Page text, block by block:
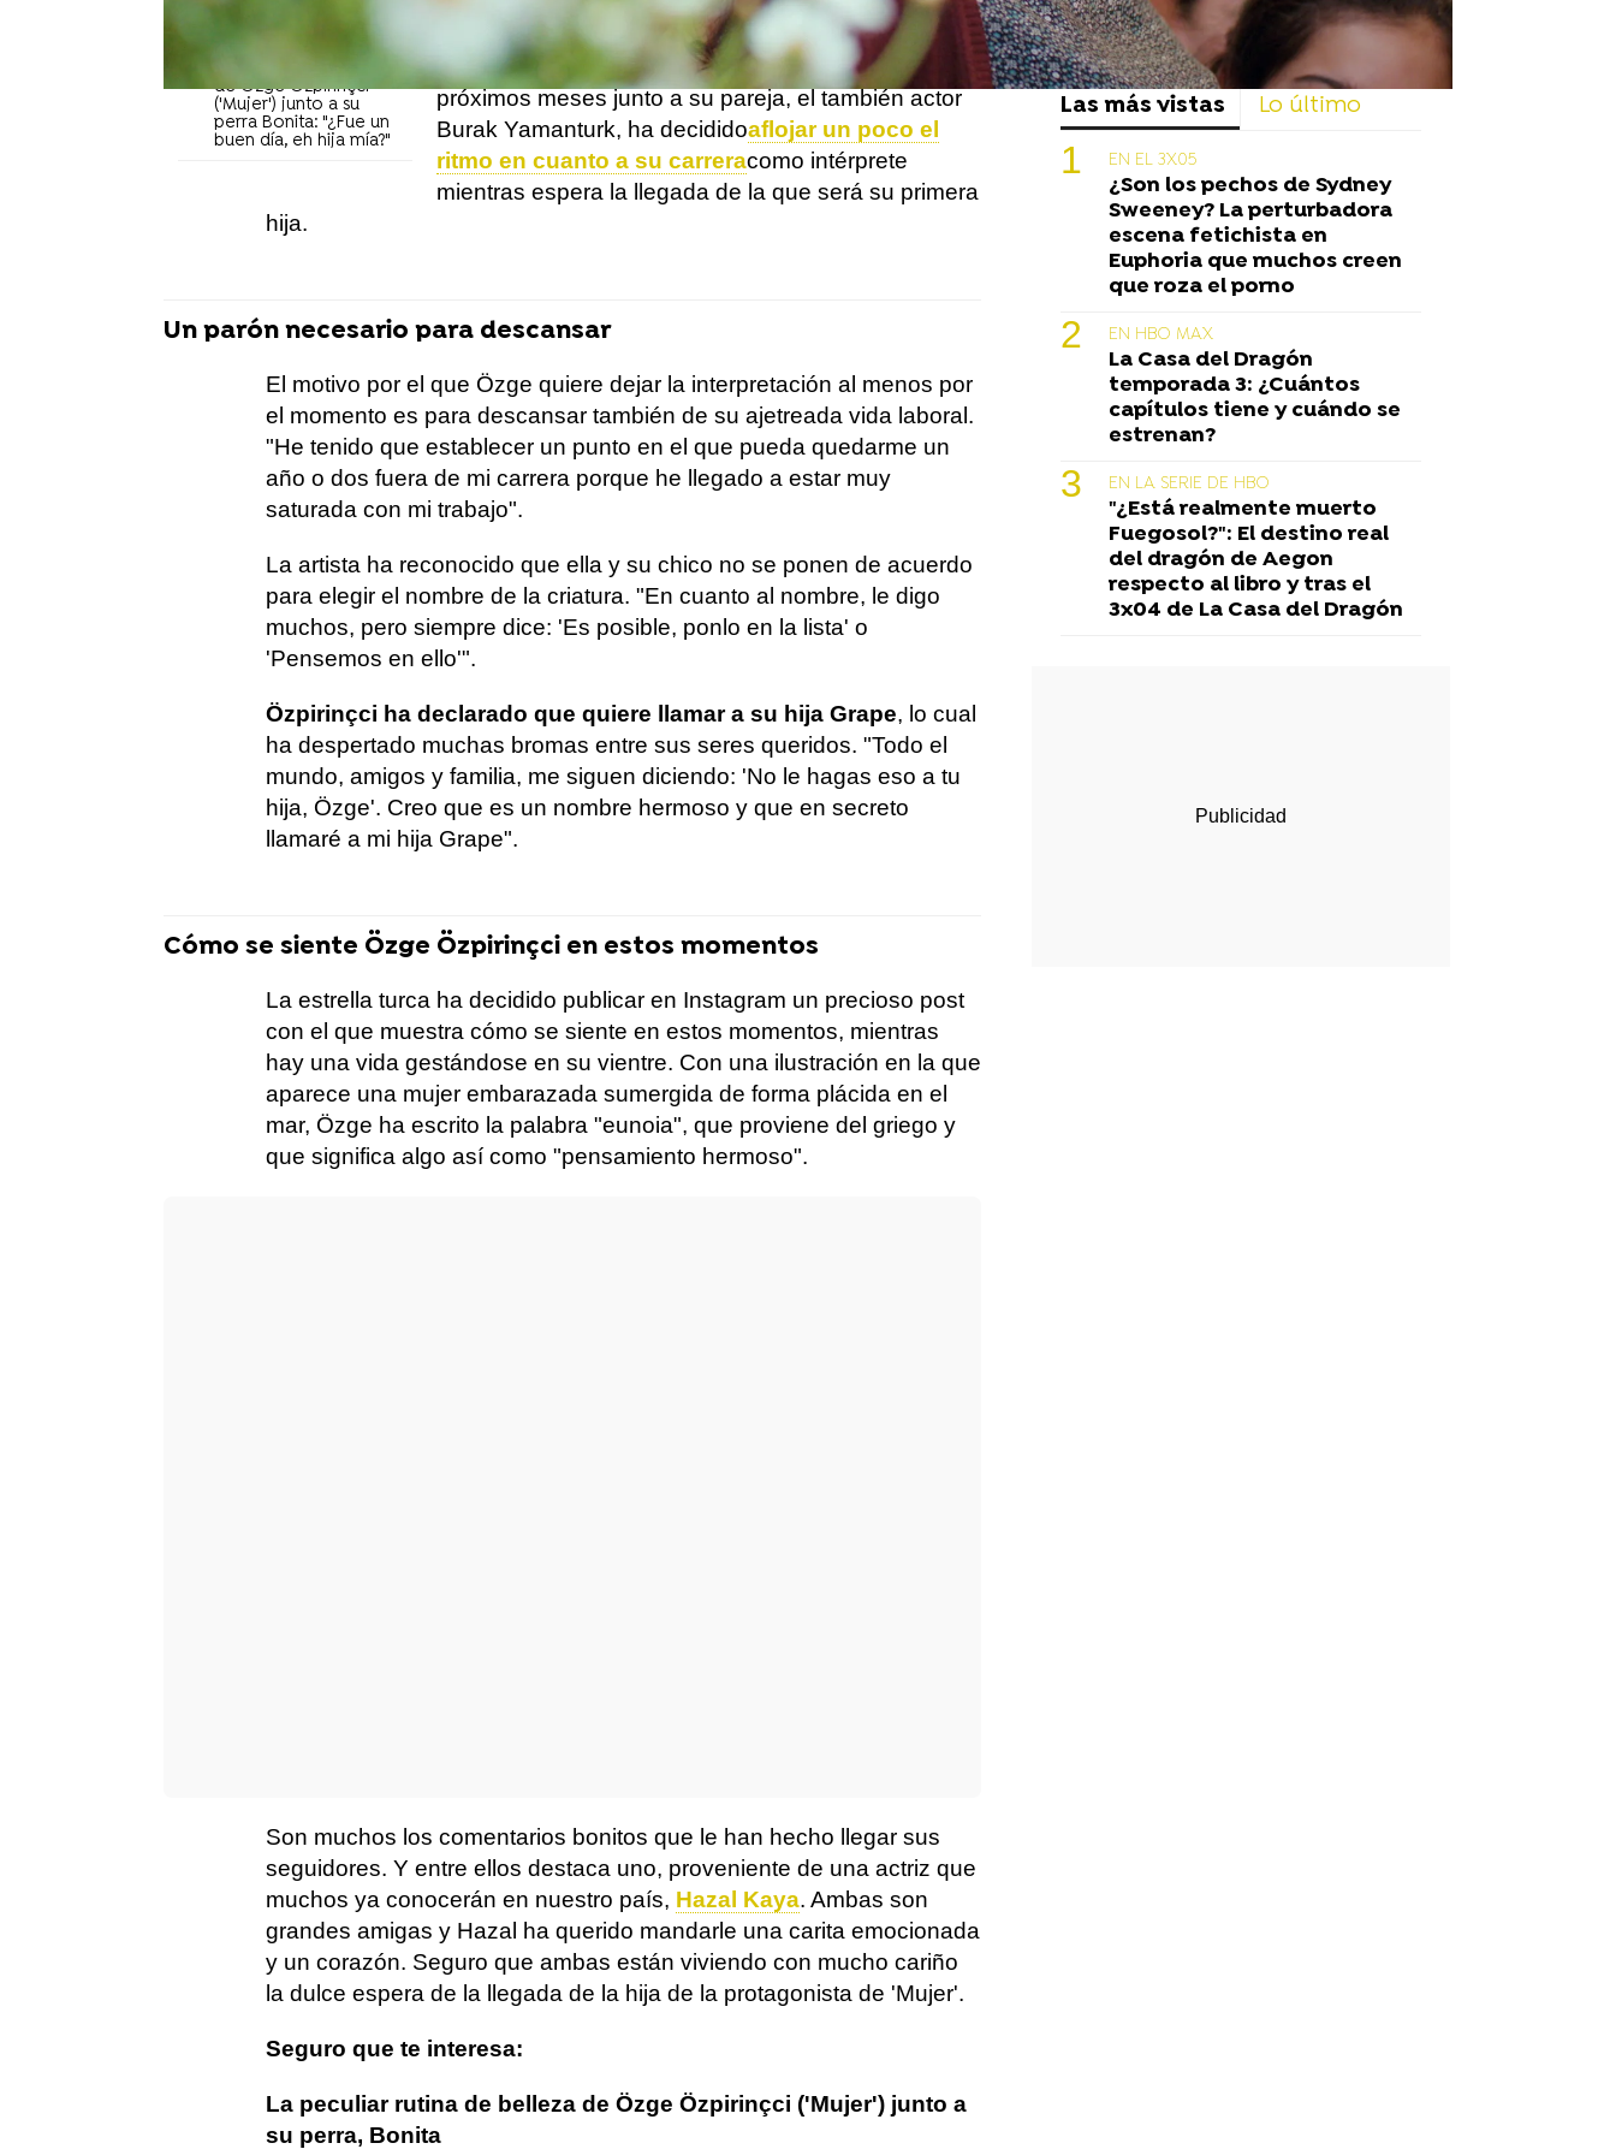
detrás de las cámaras
Los tiernos momentos
de Özge Özpirinçci
('Mujer') junto a su
perra Bonita: "¿Fue un
buen día, eh hija mía?"
ver la carita de su bebé.
La joven actriz, que se convertirá en madre en los
próximos meses junto a su pareja, el también actor
Burak Yamanturk, ha decididoaflojar un poco el
ritmo en cuanto a su carreracomo intérprete
mientras espera la llegada de la que será su primera
hija.
Un parón necesario para descansar
El motivo por el que Özge quiere dejar la interpretación al menos por
el momento es para descansar también de su ajetreada vida laboral.
"He tenido que establecer un punto en el que pueda quedarme un
año o dos fuera de mi carrera porque he llegado a estar muy
saturada con mi trabajo".
La artista ha reconocido que ella y su chico no se ponen de acuerdo
para elegir el nombre de la criatura. "En cuanto al nombre, le digo
muchos, pero siempre dice: 'Es posible, ponlo en la lista' o
'Pensemos en ello'".
Özpirinçci ha declarado que quiere llamar a su hija Grape, lo cual
ha despertado muchas bromas entre sus seres queridos. "Todo el
mundo, amigos y familia, me siguen diciendo: 'No le hagas eso a tu
hija, Özge'. Creo que es un nombre hermoso y que en secreto
llamaré a mi hija Grape".
Cómo se siente Özge Özpirinçci en estos momentos
La estrella turca ha decidido publicar en Instagram un precioso post
con el que muestra cómo se siente en estos momentos, mientras
hay una vida gestándose en su vientre. Con una ilustración en la que
aparece una mujer embarazada sumergida de forma plácida en el
mar, Özge ha escrito la palabra "eunoia", que proviene del griego y
que significa algo así como "pensamiento hermoso".
Son muchos los comentarios bonitos que le han hecho llegar sus
seguidores. Y entre ellos destaca uno, proveniente de una actriz que
muchos ya conocerán en nuestro país, Hazal Kaya. Ambas son
grandes amigas y Hazal ha querido mandarle una carita emocionada
y un corazón. Seguro que ambas están viviendo con mucho cariño
la dulce espera de la llegada de la hija de la protagonista de 'Mujer'.
Seguro que te interesa:
La peculiar rutina de belleza de Özge Özpirinçci ('Mujer') junto a
su perra, Bonita
Las más vistas Lo último
EN EL 3X05
¿Son los pechos de Sydney
Sweeney? La perturbadora
escena fetichista en
Euphoria que muchos creen
que roza el porno
EN HBO MAX
La Casa del Dragón
temporada 3: ¿Cuántos
capítulos tiene y cuándo se
estrenan?
EN LA SERIE DE HBO
"¿Está realmente muerto
Fuegosol?": El destino real
del dragón de Aegon
respecto al libro y tras el
3x04 de La Casa del Dragón